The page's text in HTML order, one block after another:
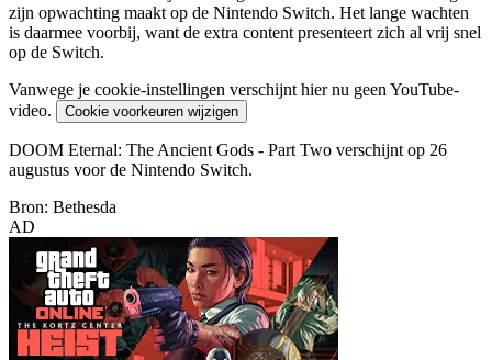
zijn opwachting maakt op de Nintendo Switch. Het lange wachten
is daarmee voorbij, want de extra content presenteert zich al vrij snel
op de Switch.
Vanwege je cookie-instellingen verschijnt hier nu geen YouTube-
video.
Cookie voorkeuren wijzigen
DOOM Eternal: The Ancient Gods - Part Two verschijnt op 26
augustus voor de Nintendo Switch.
Bron: Bethesda
AD